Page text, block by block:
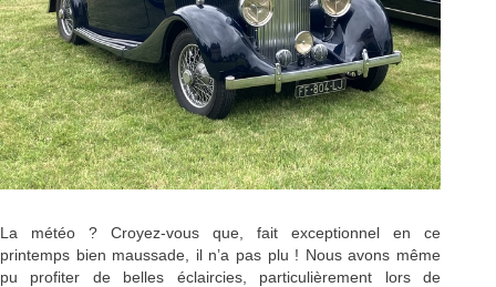
La météo ? Croyez-vous que, fait exceptionnel en ce
printemps bien maussade, il n’a pas plu ! Nous avons même
pu profiter de belles éclaircies, particulièrement lors de